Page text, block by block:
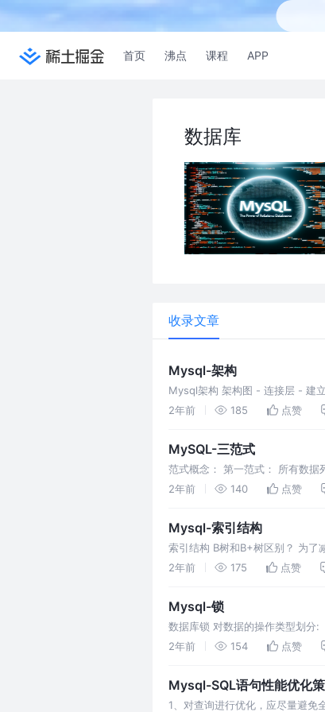
首页 沸点 课程 APP
数据库
收录文章
Mysql-架构
Mysql架构 架构图 - 连接层 - 建
和返回SQL的执行结果 - 查询缓存
2年前 185 点赞
MySQL-三范式
范式概念： 第一范式： 所有数据
该字段内整体就不是原子性，无
2年前 140 点赞
Mysql-索引结构
索引结构 B树和B+树区别？ 为了
的索引加载进内存，只能是逐一
2年前 175 点赞
Mysql-锁
数据库锁 对数据的操作类型划分:
允许读不允许写 多个事务读写：
2年前 154 点赞
Mysql-SQL语句性能优化
1、对查询进行优化，应尽量避免